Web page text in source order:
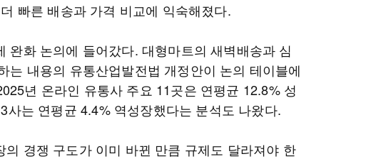
빠른 배송과 가격 비교에 익숙해졌다.
완화 논의에 들어갔다. 대형마트의 새벽배송과 심
는 내용의 유통산업발전법 개정안이 논의 테이블에
년 온라인 유통사 주요 11곳은 연평균 12.8% 성
사는 연평균 4.4% 역성장했다는 분석도 나왔다.
의 경쟁 구도가 이미 바뀐 만큼 규제도 달라져야 한